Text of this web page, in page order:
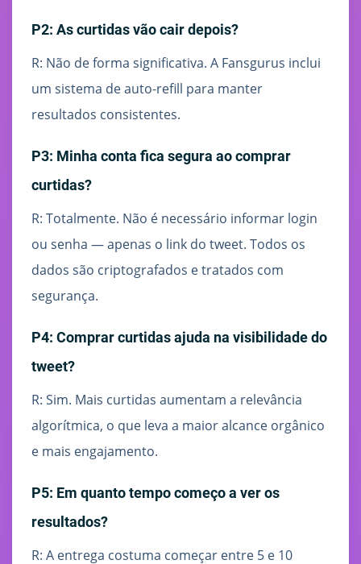
P2: As curtidas vão cair depois?
R: Não de forma significativa. A Fansgurus inclui
um sistema de auto-refill para manter
resultados consistentes.
P3: Minha conta fica segura ao comprar
curtidas?
R: Totalmente. Não é necessário informar login
ou senha — apenas o link do tweet. Todos os
dados são criptografados e tratados com
segurança.
P4: Comprar curtidas ajuda na visibilidade do
tweet?
R: Sim. Mais curtidas aumentam a relevância
algorítmica, o que leva a maior alcance orgânico
e mais engajamento.
P5: Em quanto tempo começo a ver os
resultados?
R: A entrega costuma começar entre 5 e 10